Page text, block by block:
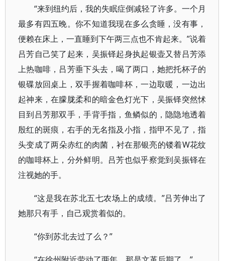
“来到纽约后，我的失眠症倒减轻了许多。一个月
最多有四五晚。你不知道我现在多么贪睡，没有事，
便赖在床上，一直睡到下午两三点也不肯起来。”说着
吕芳自己笑了起来，吴振铎起身执起银壶又替吕芳添
上热咖啡，吕芳垂下头去，喝了两口，她把托杯子的
银碟放回桌上，双手握着咖啡杯，一边取暖，一边出
起神来，在朦胧柔和的暗金色灯光下，吴振铎突然怵
目到吕芳那双手，手背手指，鱼鳞似的，隐隐地透着
殷红的斑痕，右手的无名指及小指，指甲不见了，指
头变成了两朵赤红的肉菌，衬在那银亮的镂着W花纹
的咖啡杯上，分外鲜明。吕芳也似乎察觉到吴振铎在
注视她的手。
“这是我在苏北五七农场上的成绩。”吕芳伸出了
她那只有手，自己观赏着似的。
“你到苏北去过了么？”